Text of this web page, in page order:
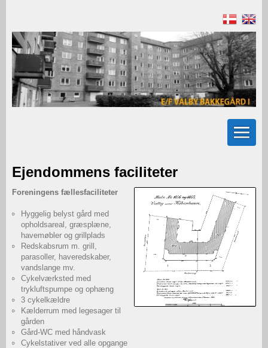
Ejendommens faciliteter
Foreningens fællesfaciliteter
Hyggelig belyst gård med
opholdsareal, græsplæne,
havemøbler og grillplads
Redskabsrum m. grill,
parasoller, haveredskaber,
vandslange mv.
Cykelværksted med
trykluftspumpe og ophæng
3 cykelkældre
Kælderrum med legesager til
gården
Gård-WC med håndvask
Cykelstativer ved alle opgange